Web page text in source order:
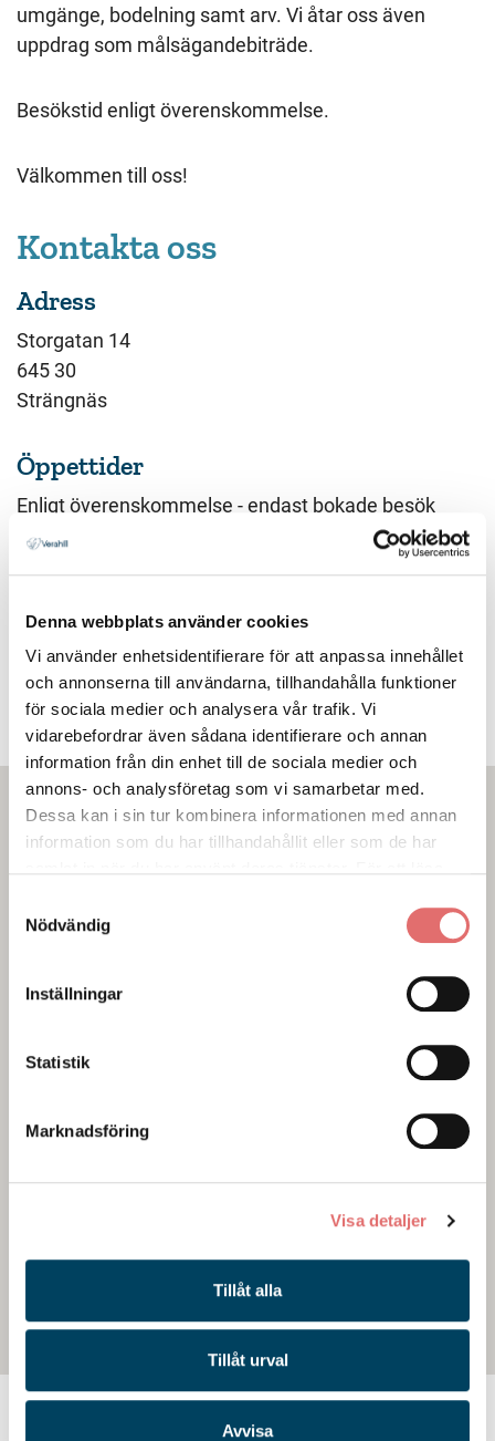
Denna webbplats använder cookies
Vi använder enhetsidentifierare för att anpassa innehållet
och annonserna till användarna, tillhandahålla funktioner
för sociala medier och analysera vår trafik. Vi
vidarebefordrar även sådana identifierare och annan
information från din enhet till de sociala medier och
annons- och analysföretag som vi samarbetar med.
Dessa kan i sin tur kombinera informationen med annan
information som du har tillhandahållit eller som de har
mer här.
Nödvändig
Inställningar
Statistik
Marknadsföring
Visa detaljer
Tillåt alla
Tillåt urval
Avvisa
umgänge, bodelning samt arv. Vi åtar oss även
uppdrag som målsägandebiträde.
Besökstid enligt överenskommelse.
Välkommen till oss!
Kontakta oss
Adress
Storgatan 14
645 30
Strängnäs
Öppettider
Enligt överenskommelse - endast bokade besök
Telefon
011-400 98 60
E-postadress
katrineholm@verahill.se